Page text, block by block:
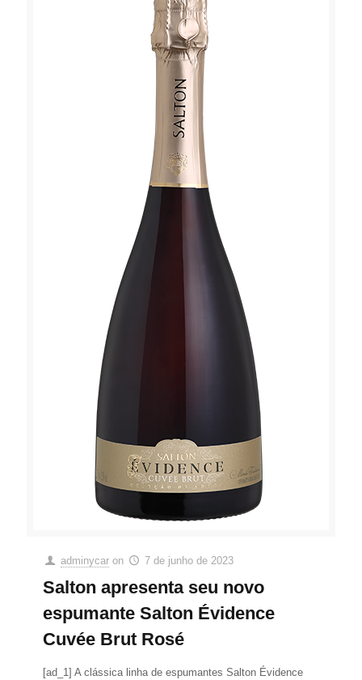
adminycar on 7 de junho de 2023
Salton apresenta seu novo
espumante Salton Évidence
Cuvée Brut Rosé
[ad_1] A clássica linha de espumantes Salton Évidence